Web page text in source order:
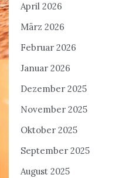
April 2026
März 2026
Februar 2026
Januar 2026
Dezember 2025
November 2025
Oktober 2025
September 2025
August 2025